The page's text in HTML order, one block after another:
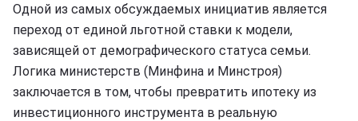
Одной из самых обсуждаемых инициатив является
переход от единой льготной ставки к модели,
зависящей от демографического статуса семьи.
Логика министерств (Минфина и Минстроя)
заключается в том, чтобы превратить ипотеку из
инвестиционного инструмента в реальную